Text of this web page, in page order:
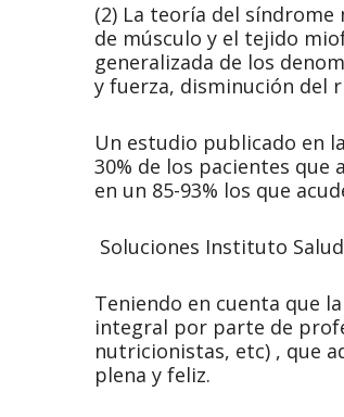
(2) La teoría del síndrome
de músculo y el tejido
generalizada de los
y fuerza, disminución del
Un estudio publicado en
30% de los pacientes
en un 85-93% los que
Soluciones Instituto Salud
Teniendo en cuenta que
integral por parte de
nutricionistas, etc) , que
plena y feliz.